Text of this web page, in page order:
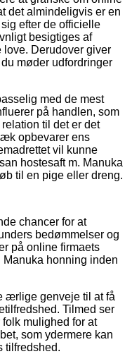
det almindeligvis er en
efter de officielle
besigtiges af
Derudover giver
møder udfordringer
med de mest
på handlen, som
til det er det
opbevarer ens
vil kunne
hostesaft m. Manuka
til en pige eller dreng.
chancer for at
bedømmelser og
på online firmaets
Manuka honning inden
ærlige genveje til at få
Tilmed ser
mulighed for at
som ydermere kan
tilfredshed.